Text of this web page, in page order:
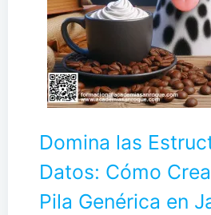
Domina las
Datos: Cómo
Pila Genérica en